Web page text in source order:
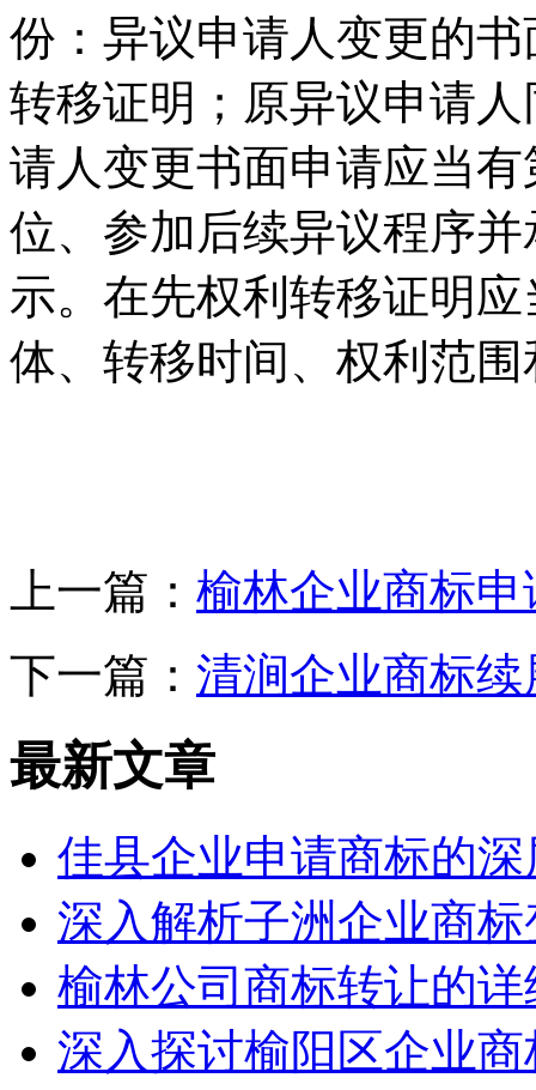
份：异议申请人变更的
转移证明；原异议申请
请人变更书面申请应当
位、参加后续异议程序
示。在先权利转移证明
体、转移时间、权利范
上一篇： 榆林企业商标
下一篇： 清涧企业商标
最新文章
佳县企业申请商标的
深入解析子洲企业商
榆林公司商标转让的
深入探讨榆阳区企业